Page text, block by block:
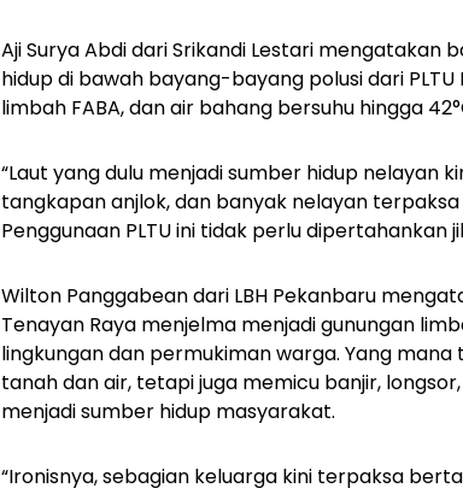
Aji Surya Abdi dari Srikandi Lestari mengatakan
hidup di bawah bayang-bayang polusi dari
limbah FABA, dan air bahang bersuhu hingga
“Laut yang dulu menjadi sumber hidup nelayan
tangkapan anjlok, dan banyak nelayan
Penggunaan PLTU ini tidak perlu dipertahankan
Wilton Panggabean dari LBH Pekanbaru
Tenayan Raya menjelma menjadi gunungan
lingkungan dan permukiman warga. Yang
tanah dan air, tetapi juga memicu banjir,
menjadi sumber hidup masyarakat.
“Ironisnya, sebagian keluarga kini terpaksa